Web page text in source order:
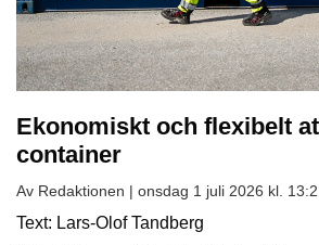
Ekonomiskt och flexibelt
container
Av Redaktionen | onsdag 1 juli 2026 kl.
Text: Lars-Olof Tandberg